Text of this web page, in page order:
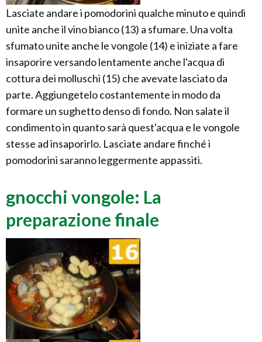
Lasciate andare i pomodorini qualche minuto e quindi
unite anche il vino bianco (13) a sfumare. Una volta
sfumato unite anche le vongole (14) e iniziate a fare
insaporire versando lentamente anche l'acqua di
cottura dei molluschi (15) che avevate lasciato da
parte. Aggiungetelo costantemente in modo da
formare un sughetto denso di fondo. Non salate il
condimento in quanto sarà quest'acqua e le vongole
stesse ad insaporirlo. Lasciate andare finché i
pomodorini saranno leggermente appassiti.
gnocchi vongole: La
preparazione finale